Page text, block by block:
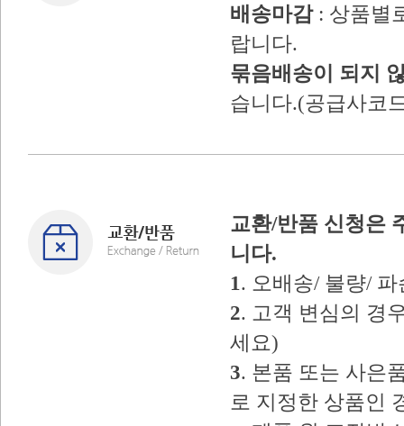
배송마감: 상품별
랍니다.
묶음배송이 되지
습니다.(공급사코
교환/반품 신청은
니다.
1. 오배송/ 불량/
2. 고객 변심의 경
세요)
3. 본품 또는 사은
로 지정한 상품인